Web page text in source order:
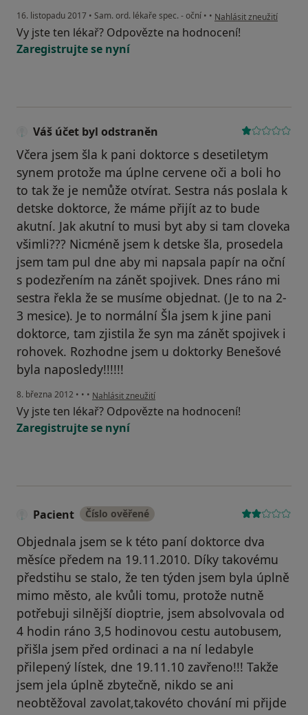
16. listopadu 2017 • Sam. ord. lékaře spec. - oční • • podle názoru uživatele
Nahlásit zneužití
Vy jste ten lékař? Odpovězte na hodnocení!
Zaregistrujte se nyní
Váš účet byl odstraněn
Včera jsem šla k pani doktorce s desetiletym
synem protože ma úplne cervene oči a boli ho
to tak že je nemůže otvírat. Sestra nás poslala k
detske doktorce, že máme přijít az to bude
akutní. Jak akutní to musi byt aby si tam cloveka
všimli??? Nicméně jsem k detske šla, prosedela
jsem tam pul dne aby mi napsala papír na oční
s podezřením na zánět spojivek. Dnes ráno mi
sestra řekla že se musíme objednat. (Je to na 2-
3 mesice). Je to normální Šla jsem k jine pani
doktorce, tam zjistila že syn ma zánět spojivek i
rohovek. Rozhodne jsem u doktorky Benešové
byla naposledy!!!!!!
8. března 2012 • • • podle názoru uživatele Váš účet byl odstraněn
Nahlásit zneužití
Vy jste ten lékař? Odpovězte na hodnocení!
Zaregistrujte se nyní
Pacient Číslo ověřené
Objednala jsem se k této paní doktorce dva
měsíce předem na 19.11.2010. Díky takovému
předstihu se stalo, že ten týden jsem byla úplně
mimo město, ale kvůli tomu, protože nutně
potřebuji silnější dioptrie, jsem absolvovala od
4 hodin ráno 3,5 hodinovou cestu autobusem,
přišla jsem před ordinaci a na ní ledabyle
přilepený lístek, dne 19.11.10 zavřeno!!! Takže
jsem jela úplně zbytečně, nikdo se ani
neobtěžoval zavolat,takovéto chování mi přijde